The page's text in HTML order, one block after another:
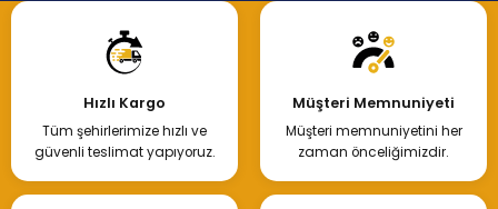
Hızlı Kargo
Tüm şehirlerimize hızlı ve
güvenli teslimat yapıyoruz.
Müşteri Memnuniyeti
Müşteri memnuniyetini her
zaman önceliğimizdir.